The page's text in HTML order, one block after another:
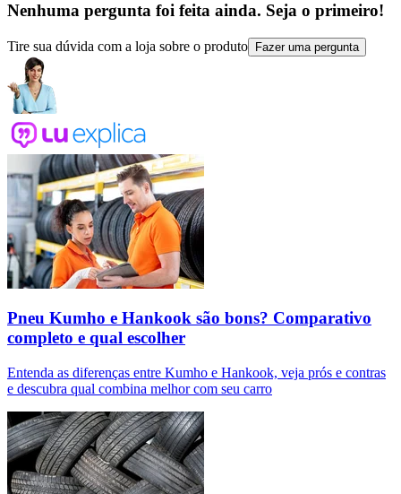
Nenhuma pergunta foi feita ainda. Seja o primeiro!
Tire sua dúvida com a loja sobre o produto Fazer uma pergunta
Pneu Kumho e Hankook são bons? Comparativo
completo e qual escolher
Entenda as diferenças entre Kumho e Hankook, veja prós e contras
e descubra qual combina melhor com seu carro